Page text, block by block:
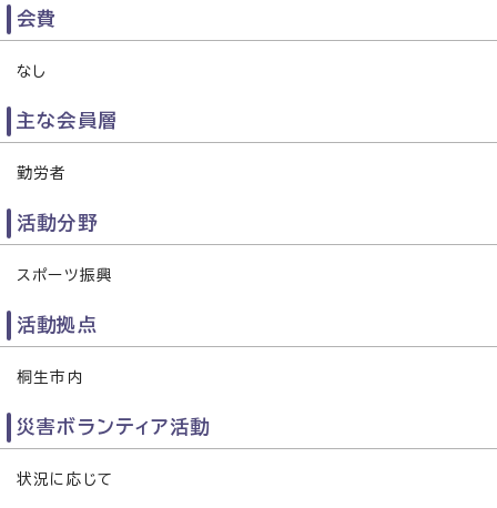
会費
なし
主な会員層
勤労者
活動分野
スポーツ振興
活動拠点
桐生市内
災害ボランティア活動
状況に応じて